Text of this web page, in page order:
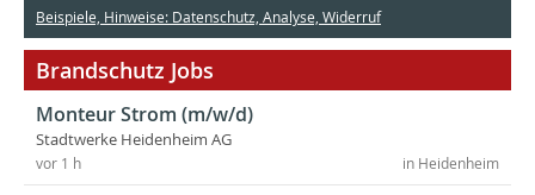
Beispiele, Hinweise: Datenschutz, Analyse, Widerruf
Brandschutz Jobs
Monteur Strom (m/w/d)
Stadtwerke Heidenheim AG
in Heidenheim
vor 1 h